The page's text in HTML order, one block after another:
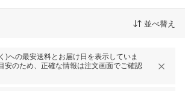
並べ替え
)への最安送料とお届け日を表示していま
安のため、正確な情報は注文画面でご確認